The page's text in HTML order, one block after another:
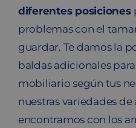
diferentes posiciones
problemas con el
guardar. Te damos la
baldas adicionales
mobiliario según tus
nuestras variedades
encontramos con los